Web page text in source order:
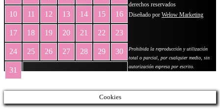
10 11 12 13 14 15 16
17 18 19 20 21 22 23
24 25 26 27 28 29 30
31
derechos reservados
Diseñado por Welow Marketing
Prohibida la reproducción y utilización
total o parcial, por cualquier medio, sin
autorización expresa por escrito.
Cookies